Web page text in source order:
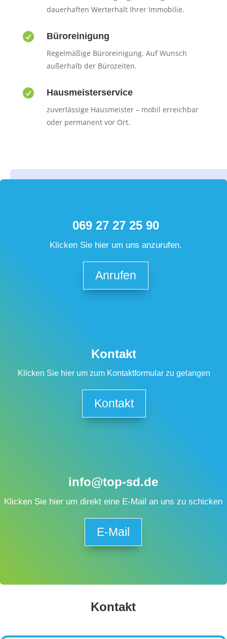
dauerhaften Werterhalt Ihrer Immobilie.
 Büroreinigung
Regelmäßige Büroreinigung. Auf Wunsch
außerhalb der Bürozeiten.
 Hausmeisterservice
zuverlässige Hausmeister – mobil erreichbar
oder permanent vor Ort.
069 27 27 25 90
Klicken Sie hier um uns anzurufen.
Anrufen
Kontakt
Klicken Sie hier um zum Kontaktformular zu gelangen
Kontakt
info@top-sd.de
Klicken Sie hier um direkt eine E-Mail an uns zu schicken
E-Mail
Kontakt